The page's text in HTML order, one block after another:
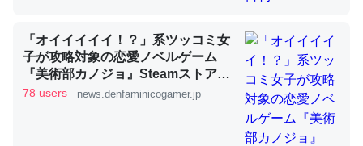
ちょうど同じ理由でEcho Show 8を設定中でした。Prime
とかSpotifyを支払う孝行もできる。一生で親と会える残
り時間を日数にすると1週間とかの人が多いそうだけど、
それを実質100倍以上に伸ばす効果があるはず……
─たまにLINEするくらいだった遠方の父67歳と僕。ITツール導入で
コミュニケーションが劇的に変化した｜tayorini by LIFULL介護
「オイイイイイ！？」系ツッコミ女
子が攻略対象の恋愛ノベルゲーム
『美術部カノジョ』Steamストアペ
ージが公開。「お前らーそろそろ自
78 users news.denfaminicogamer.jp